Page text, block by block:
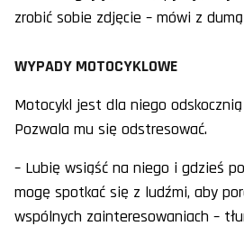
zrobić sobie zdjęcie – mówi z
WYPADY MOTOCYKLOWE
Motocykl jest dla niego
Pozwala mu się odstresować.
– Lubię wsiąść na niego i gdzieś
mogę spotkać się z ludźmi, aby
wspólnych zainteresowaniach –